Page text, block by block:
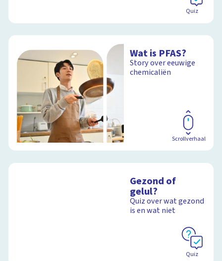
Quiz
Wat is PFAS?
Story over eeuwige
chemicaliën
Scrollverhaal
Gezond of
gelul?
Quiz over wat gezond
is en wat niet
Quiz